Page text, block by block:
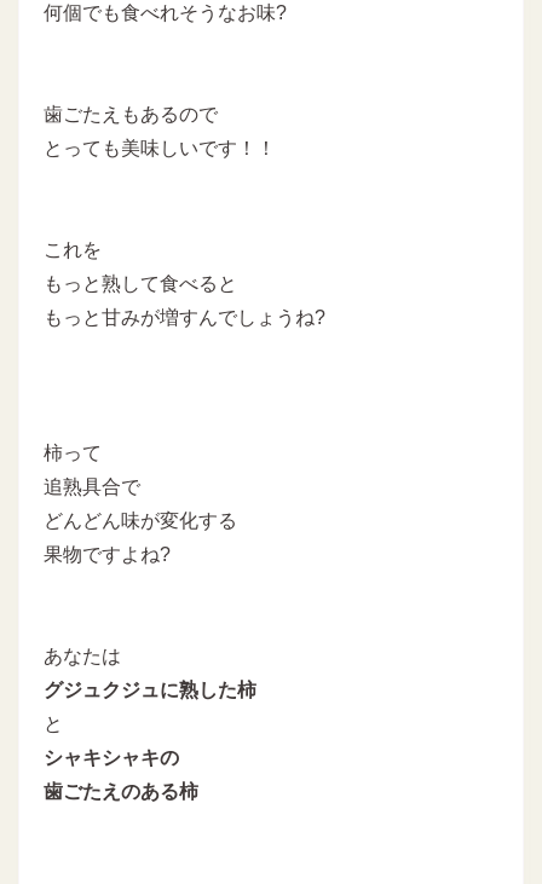
何個でも食べれそうなお味?
歯ごたえもあるので
とっても美味しいです！！
これを
もっと熟して食べると
もっと甘みが増すんでしょうね?
柿って
追熟具合で
どんどん味が変化する
果物ですよね?
あなたは
グジュクジュに熟した柿
と
シャキシャキの
歯ごたえのある柿